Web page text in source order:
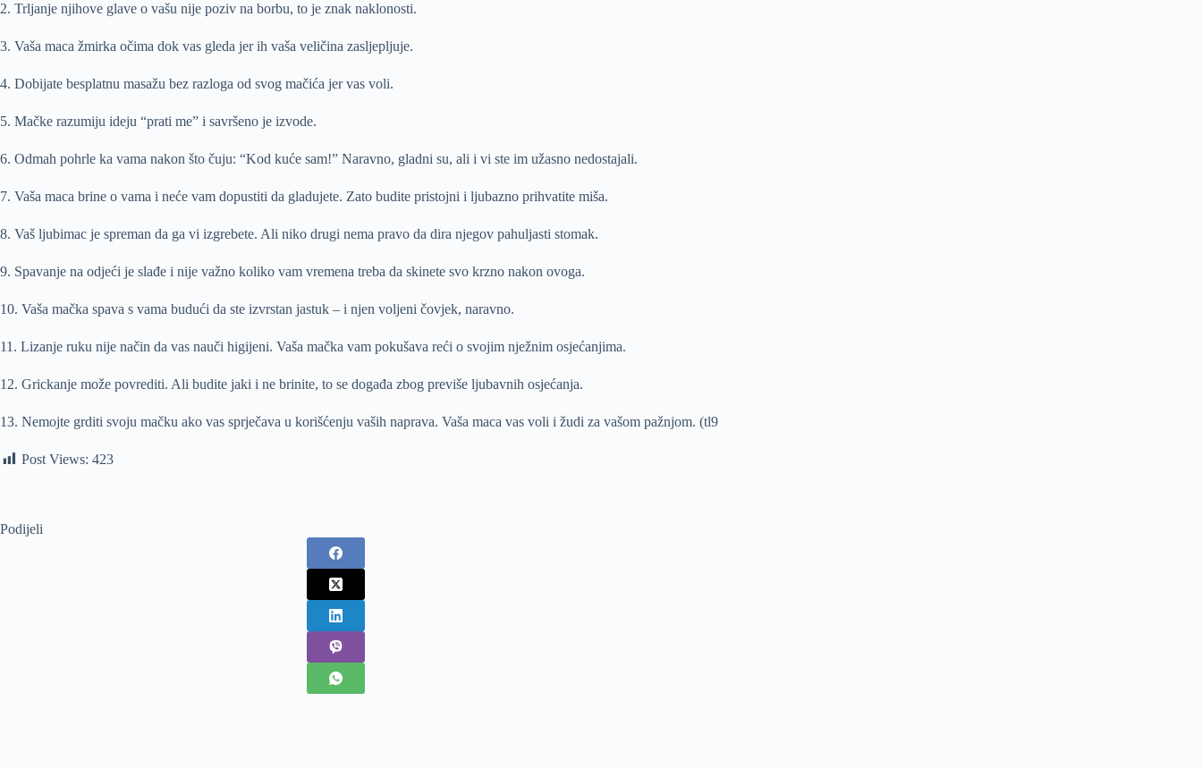
2. Trljanje njihove glave o vašu nije poziv na borbu, to je znak naklonosti.
3. Vaša maca žmirka očima dok vas gleda jer ih vaša veličina zasljepljuje.
4. Dobijate besplatnu masažu bez razloga od svog mačića jer vas voli.
5. Mačke razumiju ideju “prati me” i savršeno je izvode.
6. Odmah pohrle ka vama nakon što čuju: “Kod kuće sam!” Naravno, gladni su, ali i vi ste im užasno nedostajali.
7. Vaša maca brine o vama i neće vam dopustiti da gladujete. Zato budite pristojni i ljubazno prihvatite miša.
8. Vaš ljubimac je spreman da ga vi izgrebete. Ali niko drugi nema pravo da dira njegov pahuljasti stomak.
9. Spavanje na odjeći je slađe i nije važno koliko vam vremena treba da skinete svo krzno nakon ovoga.
10. Vaša mačka spava s vama budući da ste izvrstan jastuk – i njen voljeni čovjek, naravno.
11. Lizanje ruku nije način da vas nauči higijeni. Vaša mačka vam pokušava reći o svojim nježnim osjećanjima.
12. Grickanje može povrediti. Ali budite jaki i ne brinite, to se događa zbog previše ljubavnih osjećanja.
13. Nemojte grditi svoju mačku ako vas sprječava u korišćenju vaših naprava. Vaša maca vas voli i žudi za vašom pažnjom. (tl9
Post Views: 423
Podijeli